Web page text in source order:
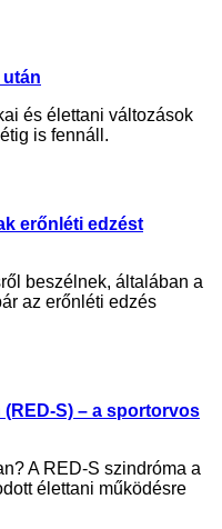
és élettani változások
is fennáll.
erőnléti edzést
beszélnek, általában a
az erőnléti edzés
S) – a sportorvos
A RED-S szindróma a
élettani működésre